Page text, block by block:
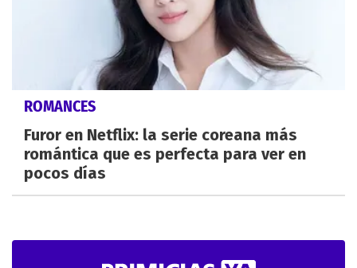
ROMANCES
Furor en Netflix: la serie coreana más
romántica que es perfecta para ver en
pocos días